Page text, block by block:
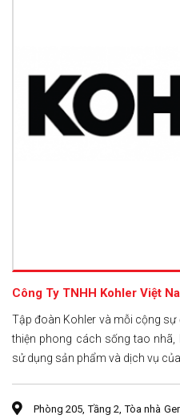
Công Ty TNHH Kohler Việt
Tập đoàn Kohler và mỗi cộng
thiện phong cách sống tao
sử dụng sản phẩm và dịch vụ
Phòng 205, Tầng 2, Tòa nhà